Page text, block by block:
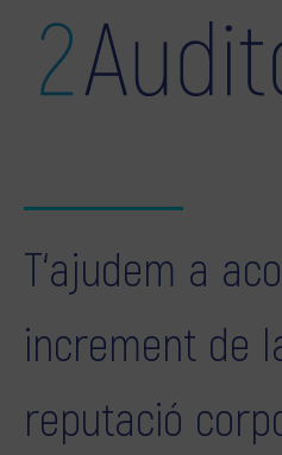
T‘ajudem a
increment de
reputació